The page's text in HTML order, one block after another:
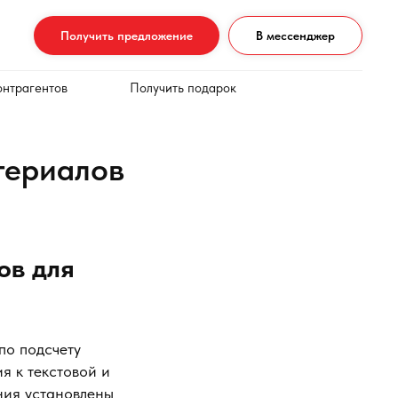
Получить предложение В мессенджер
Получить подарок
для
подсчету
к текстовой и
установлены